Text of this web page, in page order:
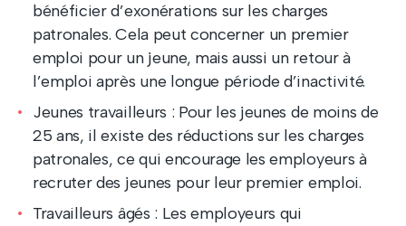
bénéficier d’exonérations sur les charges
patronales. Cela peut concerner un premier
emploi pour un jeune, mais aussi un retour à
l’emploi après une longue période d’inactivité.
Jeunes travailleurs : Pour les jeunes de moins de
25 ans, il existe des réductions sur les charges
patronales, ce qui encourage les employeurs à
recruter des jeunes pour leur premier emploi.
Travailleurs âgés : Les employeurs qui